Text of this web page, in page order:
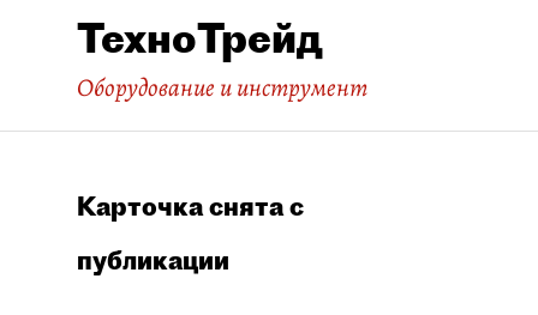
ТехноТрейд
Оборудование и инструмент
Карточка снята с
публикации